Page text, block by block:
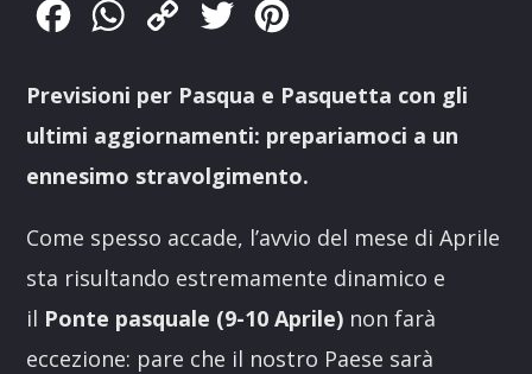
FacebookWhatsApp
Copy
Twitter
Previsioni per Pasqua e Pasquetta con gli
ultimi aggiornamenti: prepariamoci a un
ennesimo stravolgimento.
Come spesso accade, l’avvio del mese di Aprile
sta risultando estremamente dinamico e
il Ponte pasquale (9-10 Aprile) non farà
eccezione: pare che il nostro Paese sarà